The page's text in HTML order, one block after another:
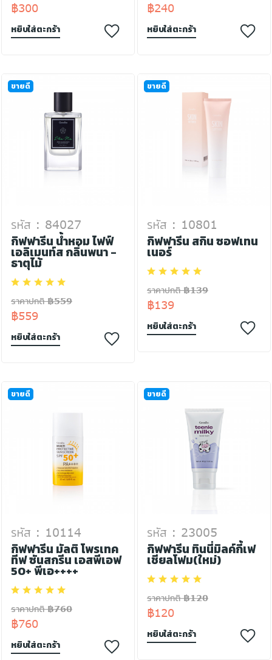
฿300
หยิบใส่ตะกร้า
฿240
หยิบใส่ตะกร้า
ขายดี
รหัส : 84027
กิฟฟารีน น้ำหอม ไฟฟ์
เอลิเมนท์ส กลิ่นพนา -
ธาตุไม้
ราคาปกติ ฿559
฿559
หยิบใส่ตะกร้า
ขายดี
รหัส : 10801
กิฟฟารีน สกิน ซอฟเทน
เนอร์
ราคาปกติ ฿139
฿139
หยิบใส่ตะกร้า
ขายดี
รหัส : 10114
กิฟฟารีน มัลติ โพรเทค
ทีฟ ซันสกรีน เอสพีเอฟ
50+ พีเอ++++
ราคาปกติ ฿760
฿760
หยิบใส่ตะกร้า
ขายดี
รหัส : 23005
กิฟฟารีน ทินนี่มิลค์กี้เฟ
เชียลโฟม(ใหม่)
ราคาปกติ ฿120
฿120
หยิบใส่ตะกร้า